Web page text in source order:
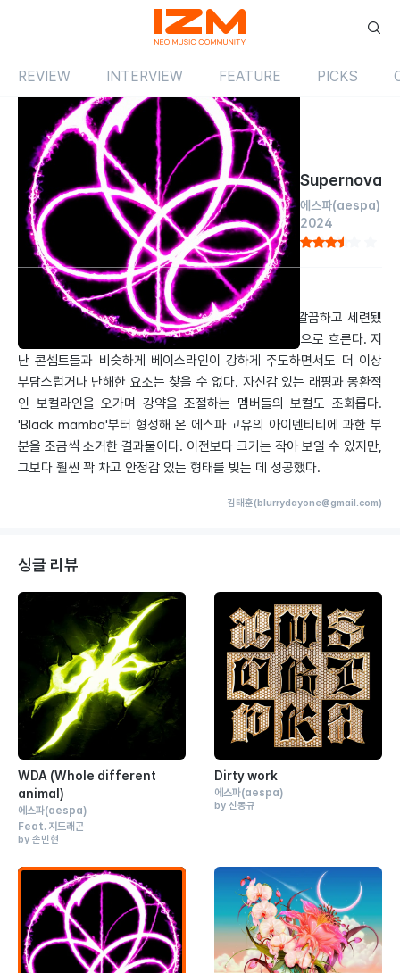
REVIEW INTERVIEW FEATURE PICKS
싱글 국내
Supernova
에스파(aespa)
2024
by 김태훈 2024.05.01
에스파의 새로운 세계를 알리는 예고편 격의 싱글로 깔끔하고 세련됐
다. 간결하지만 무게감 있는 비트는 자연스럽고 정석적으로 흐른다. 지
난 콘셉트들과 비슷하게 베이스라인이 강하게 주도하면서도 더 이상
부담스럽거나 난해한 요소는 찾을 수 없다. 자신감 있는 래핑과 몽환적
인 보컬라인을 오가며 강약을 조절하는 멤버들의 보컬도 조화롭다.
'Black mamba'부터 형성해 온 에스파 고유의 아이덴티티에 과한 부
분을 조금씩 소거한 결과물이다. 이전보다 크기는 작아 보일 수 있지만,
그보다 훨씬 꽉 차고 안정감 있는 형태를 빚는 데 성공했다.
김태훈(blurrydayone@gmail.com)
싱글 리뷰
WDA (Whole different
animal)
에스파(aespa)
Feat. 지드래곤
by 손민현
Dirty work
에스파(aespa)
by 신동규